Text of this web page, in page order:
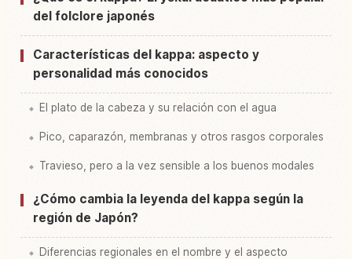
del folclore japonés
Características del kappa: aspecto y
personalidad más conocidos
El plato de la cabeza y su relación con el agua
Pico, caparazón, membranas y otros rasgos corporales
Travieso, pero a la vez sensible a los buenos modales
¿Cómo cambia la leyenda del kappa según la
región de Japón?
Diferencias regionales en el nombre y el aspecto